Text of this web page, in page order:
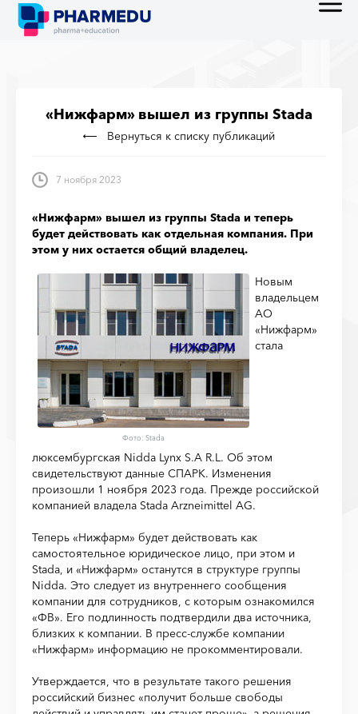
«Нижфарм» вышел из группы Stada
Вернуться к списку публикаций
7 ноября 2023
«Нижфарм» вышел из группы Stada и теперь
будет действовать как отдельная компания. При
этом у них остается общий владелец.
Фото: Stada
Новым
владельцем
АО
«Нижфарм»
стала
люксембургская Nidda Lynx S.A R.L. Об этом
свидетельствуют данные СПАРК. Изменения
произошли 1 ноября 2023 года. Прежде российской
компанией владела Stada Arzneimittel AG.
Теперь «Нижфарм» будет действовать как
самостоятельное юридическое лицо, при этом и
Stada, и «Нижфарм» останутся в структуре группы
Nidda. Это следует из внутреннего сообщения
компании для сотрудников, с которым ознакомился
«ФВ». Его подлинность подтвердили два источника,
близких к компании. В пресс-службе компании
«Нижфарм» информацию не прокомментировали.
Утверждается, что в результате такого решения
российский бизнес «получит больше свободы